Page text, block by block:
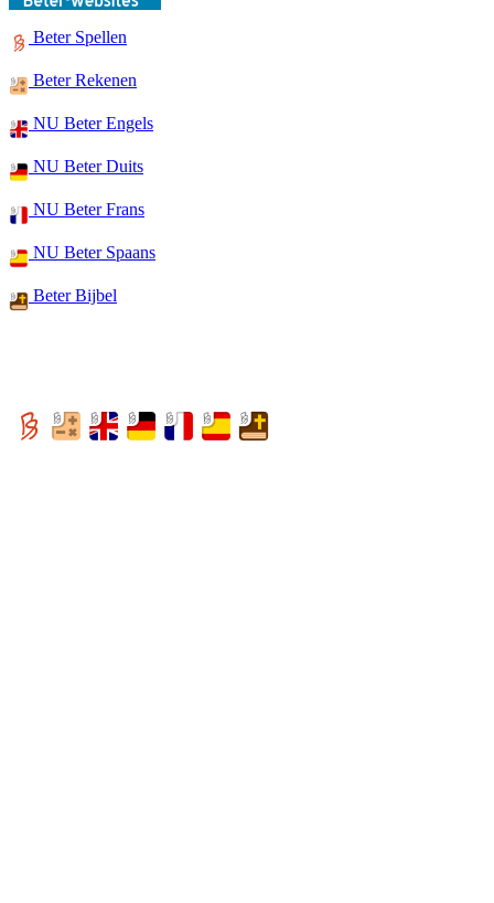
Beter Spellen
Beter Rekenen
NU Beter Engels
NU Beter Duits
NU Beter Frans
NU Beter Spaans
Beter Bijbel